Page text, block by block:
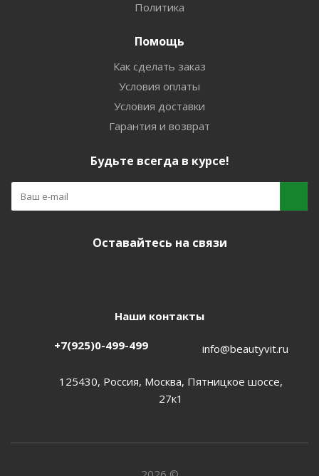
Политика
Помощь
Как сделать заказ
Условия оплаты
Условия доставки
Гарантия и возврат
Будьте всегда в курсе!
Оставайтесь на связи
Наши контакты
+7(925)0-499-499 info@beautyvit.ru
125430, Россия, Москва, Пятницкое шоссе,
27к1